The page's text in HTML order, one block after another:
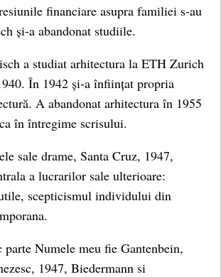
financiare asupra familiei s-au
și-a abandonat studiile.
a studiat arhitectura la ETH Zurich
În 1942 și-a înființat propria
A abandonat arhitectura în 1955
în întregime scrisului.
sale drame, Santa Cruz, 1947,
a lucrarilor sale ulterioare:
scepticismul individului din
parte Numele meu fie Gantenbein,
1947, Biedermann si